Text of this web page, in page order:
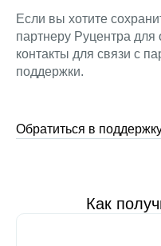
Если вы хотите
партнеру Руцентра
контакты для связи с
поддержки.
Обратиться в
Как